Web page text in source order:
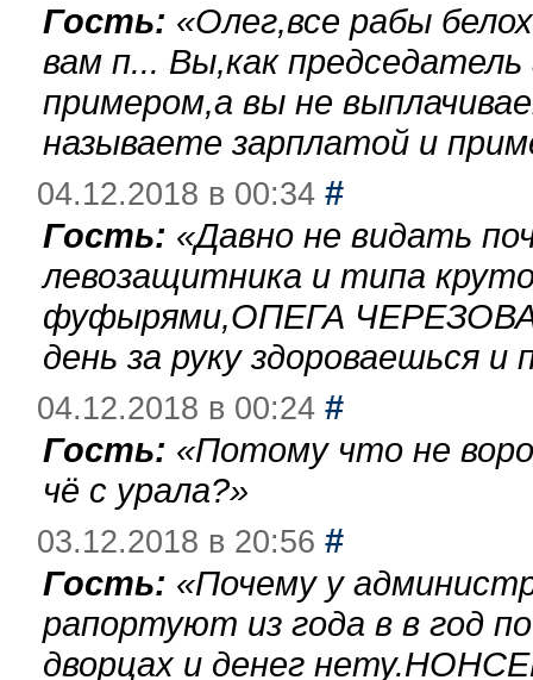
Гость: «Олег,все рабы
вам п... Вы,как
примером,а вы не
называете зарплатой и
04.12.2018 в 00:34 #
Гость: «Давно не видать
левозащитника и типа
фуфырями,ОПЕГА
день за руку здороваешься
04.12.2018 в 00:24 #
Гость: «Потому что не
чё с урала?»
03.12.2018 в 20:56 #
Гость: «Почему у
рапортуют из года в в год
дворцах и денег